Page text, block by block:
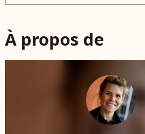
À propos de